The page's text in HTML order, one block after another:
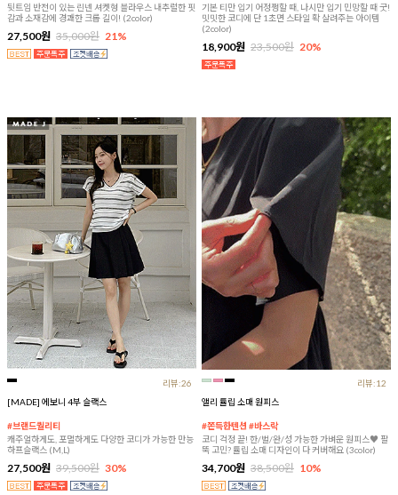
뒷트임 반전이 있는 린넨 셔켓형 블라우스 내추럴한 핏
감과 소재감에 경쾌한 크롭 길이! (2color)
27,500원 35,000원 21%
기본 티만 입기 어정쩡할 때, 나시만 입기 민망할 때 굿!
밋밋한 코디에 단 1초면 스타일 확 살려주는 아이템
(2color)
18,900원 23,500원 20%
리뷰:26
[MADE] 에보니 4부 슬랙스
#브랜드퀄리티
캐주얼하게도, 포멀하게도 다양한 코디가 가능한 만능
하프슬랙스 (M,L)
27,500원 39,500원 30%
리뷰:12
앨리 튤립 소매 원피스
#쫀득한텐션 #바스락
코디 걱정 끝! 한/벌/완/성 가능한 가벼운 원피스♥ 팔
뚝 고민? 튤립 소매 디자인이 다 커버해요 (3color)
34,700원 38,500원 10%